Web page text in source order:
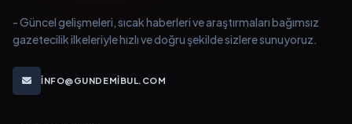
- Güncel gelişmeleri, sıcak haberleri ve araştırmaları bağımsız
gazetecilik ilkeleriyle hızlı ve doğru şekilde sizlere sunuyoruz.
INFO@GUNDEMIBUL.COM